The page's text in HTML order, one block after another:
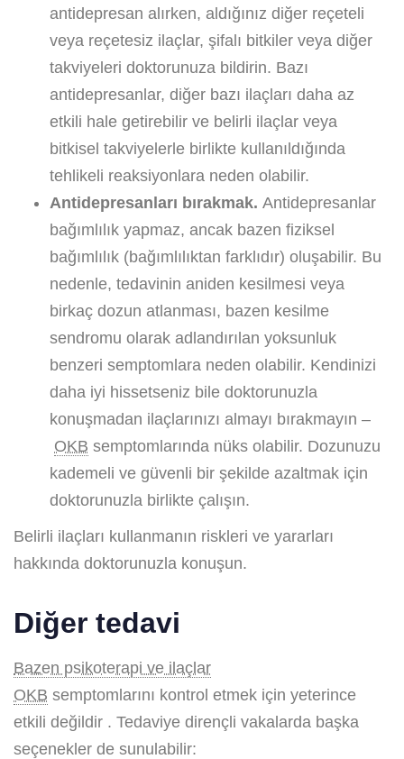
antidepresan alırken, aldığınız diğer reçeteli
veya reçetesiz ilaçlar, şifalı bitkiler veya diğer
takviyeleri doktorunuza bildirin. Bazı
antidepresanlar, diğer bazı ilaçları daha az
etkili hale getirebilir ve belirli ilaçlar veya
bitkisel takviyelerle birlikte kullanıldığında
tehlikeli reaksiyonlara neden olabilir.
Antidepresanları bırakmak. Antidepresanlar
bağımlılık yapmaz, ancak bazen fiziksel
bağımlılık (bağımlılıktan farklıdır) oluşabilir. Bu
nedenle, tedavinin aniden kesilmesi veya
birkaç dozun atlanması, bazen kesilme
sendromu olarak adlandırılan yoksunluk
benzeri semptomlara neden olabilir. Kendinizi
daha iyi hissetseniz bile doktorunuzla
konuşmadan ilaçlarınızı almayı bırakmayın –
OKB semptomlarında nüks olabilir. Dozunuzu
kademeli ve güvenli bir şekilde azaltmak için
doktorunuzla birlikte çalışın.
Belirli ilaçları kullanmanın riskleri ve yararları
hakkında doktorunuzla konuşun.
Diğer tedavi
Bazen psikoterapi ve ilaçlar
OKB semptomlarını kontrol etmek için yeterince
etkili değildir . Tedaviye dirençli vakalarda başka
seçenekler de sunulabilir: